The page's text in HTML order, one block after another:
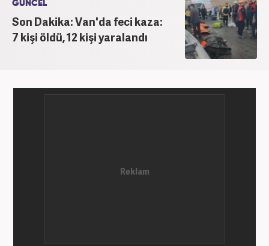
GÜNCEL
Son Dakika: Van'da feci kaza:
7 kişi öldü, 12 kişi yaralandı